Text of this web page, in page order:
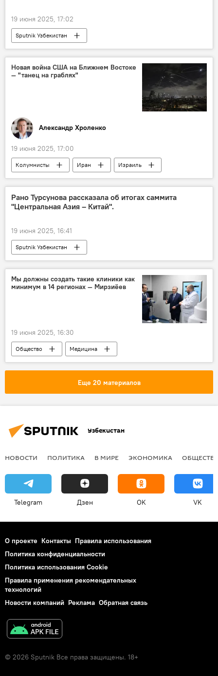
19 июня 2025, 17:02
Sputnik Узбекистан
Новая война США на Ближнем Востоке
— "танец на граблях"
Александр Хроленко
19 июня 2025, 17:00
Колумнисты Иран
Израиль
Конфликт
Ближний Восток
США
Дональд Трамп
Рано Турсунова рассказала об итогах саммита
"Центральная Азия – Китай".
19 июня 2025, 16:41
Sputnik Узбекистан
Мы должны создать такие клиники как
минимум в 14 регионах — Мирзиёев
19 июня 2025, 16:30
Общество
Медицина
здравоохранение
Кардиохирургия
Шавкат Мирзиёев
Еще 20 материалов
Узбекистан
НОВОСТИ ПОЛИТИКА В МИРЕ ЭКОНОМИКА
Telegram Дзен OK VK
О проекте Контакты Правила использования
Политика конфиденциальности
Политика использования Cookie
Правила применения рекомендательных
технологий
Новости компаний Реклама Обратная связь
© 2026 Sputnik Все права защищены. 18+